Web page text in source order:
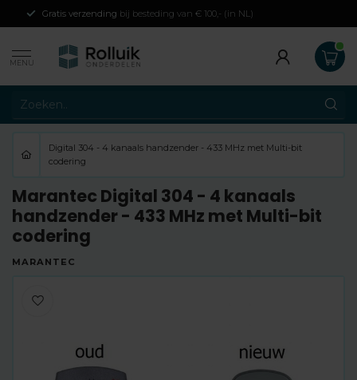
Gratis verzending bij besteding van € 100,- (in NL)
MENU
Digital 304 - 4 kanaals handzender - 433 MHz met Multi-bit
codering
Marantec Digital 304 - 4 kanaals
handzender - 433 MHz met Multi-bit
codering
MARANTEC